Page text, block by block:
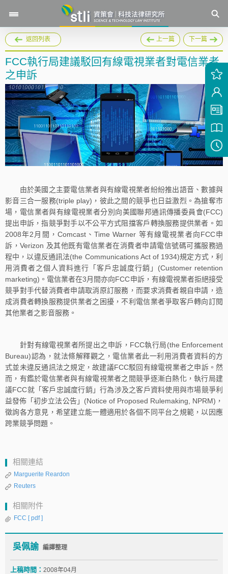
返回列表 上一篇 下一篇
FCC執行局建議駁回有線電視業者對電信業者
之申訴
由於美國之主要電信業者與有線電視業者紛紛推出語音、數據與
影音三合一服務(triple play)，彼此之間的競爭也日益激烈。為搶奪市
場，電信業者與有線電視業者分別向美國聯邦通訊傳播委員會(FCC)
提出申訴，指競爭對手以不公平方式阻擋客戶轉換服務提供業者。如
2008年2月間，Comcast、Time Warner 等有線電視業者向FCC申
訴，Verizon 及其他既有電信業者在消費者申請電信號碼可攜服務過
程中，以違反通訊法(the Communications Act of 1934)規定方式，利
用消費者之個人資料進行「客戶忠誠度行銷」(Customer retention
marketing)。電信業者在3月間亦向FCC申訴，有線電視業者拒絕接受
競爭對手代替消費者申請取消原訂服務，而要求消費者親自申請，造
成消費者轉換服務提供業者之困擾，不利電信業者爭取客戶轉向訂閱
其他業者之影音服務。
針對有線電視業者所提出之申訴，FCC執行局(the Enforcement
Bureau)認為，就法條解釋觀之，電信業者此一利用消費者資料的方
式並未違反通訊法之規定，故建議FCC駁回有線電視業者之申訴。然
而，有鑑於電信業者與有線電視業者之間競爭逐漸白熱化，執行局建
議FCC就「客戶忠誠度行銷」行為涉及之客戶資料使用與市場競爭利
益發佈「初步立法公告」(Notice of Proposed Rulemaking, NPRM)，
徵詢各方意見，希望建立能一體適用於各個不同平台之規範，以因應
跨業競爭問題。
相關連結
Marguerite Reardon
Reuters
相關附件
FCC [ pdf ]
吳佩諭 編譯整理
上稿時間： 2008年04月